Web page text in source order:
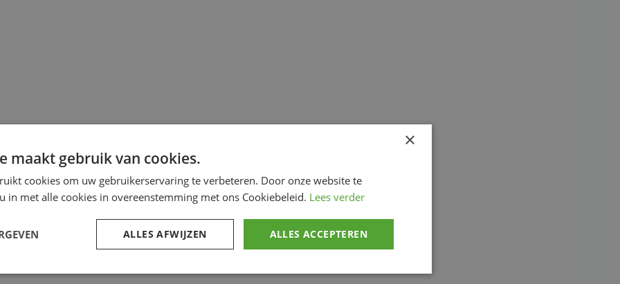
×
maakt gebruik van cookies.
cookies om uw gebruikerservaring te verbeteren. Door onze website te
in met alle cookies in overeenstemming met ons Cookiebeleid. Lees verder
ALLES ACCEPTEREN
ALLES AFWIJZEN